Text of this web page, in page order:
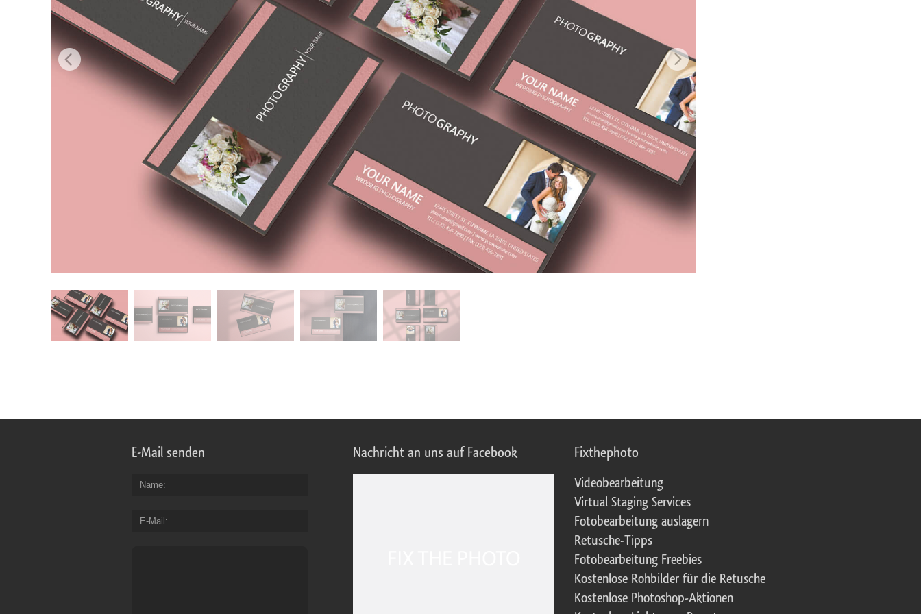
Produkt-Fotobearbeitung Schmuck-Fotobearbeitung KI-Trainingsdaten
E-Mail senden
Name
E-Mail
Nachricht an uns auf Facebook Fixthephoto
Videobearbeitung
Virtual Staging Services
Fotobearbeitung auslagern
Retusche-Tipps
Fotobearbeitung Freebies
Kostenlose Rohbilder für die Retusche
Kostenlose Photoshop-Aktionen